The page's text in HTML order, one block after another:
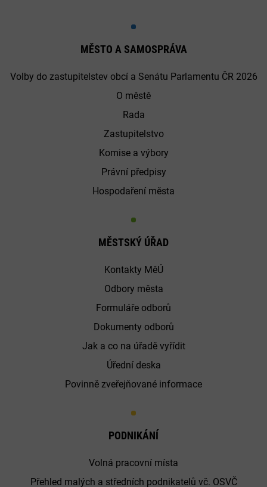
MĚSTO A SAMOSPRÁVA
Volby do zastupitelstev obcí a Senátu Parlamentu ČR 2026
O městě
Rada
Zastupitelstvo
Komise a výbory
Právní předpisy
Hospodaření města
MĚSTSKÝ ÚŘAD
Kontakty MěÚ
Odbory města
Formuláře odborů
Dokumenty odborů
Jak a co na úřadě vyřídit
Úřední deska
Povinně zveřejňované informace
PODNIKÁNÍ
Volná pracovní místa
Přehled malých a středních podnikatelů vč. OSVČ